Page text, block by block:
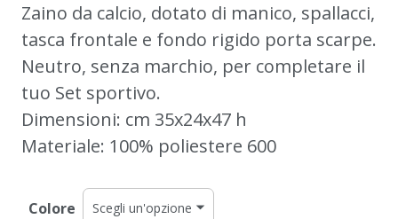
Zaino da calcio, dotato di manico, spallacci,
tasca frontale e fondo rigido porta scarpe.
Neutro, senza marchio, per completare il
tuo Set sportivo.
Dimensioni: cm 35x24x47 h
Materiale: 100% poliestere 600
Colore